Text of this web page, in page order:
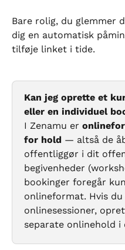
Bare rolig, du glemmer
dig en automatisk
tilføje linket i tide.
Kan jeg oprette et
eller en individuel
I Zenamu er
for hold — altså de
offentliggør i dit
begivenheder
bookinger foregår
onlineformat. Hvis
onlinesessioner,
separate onlinehold